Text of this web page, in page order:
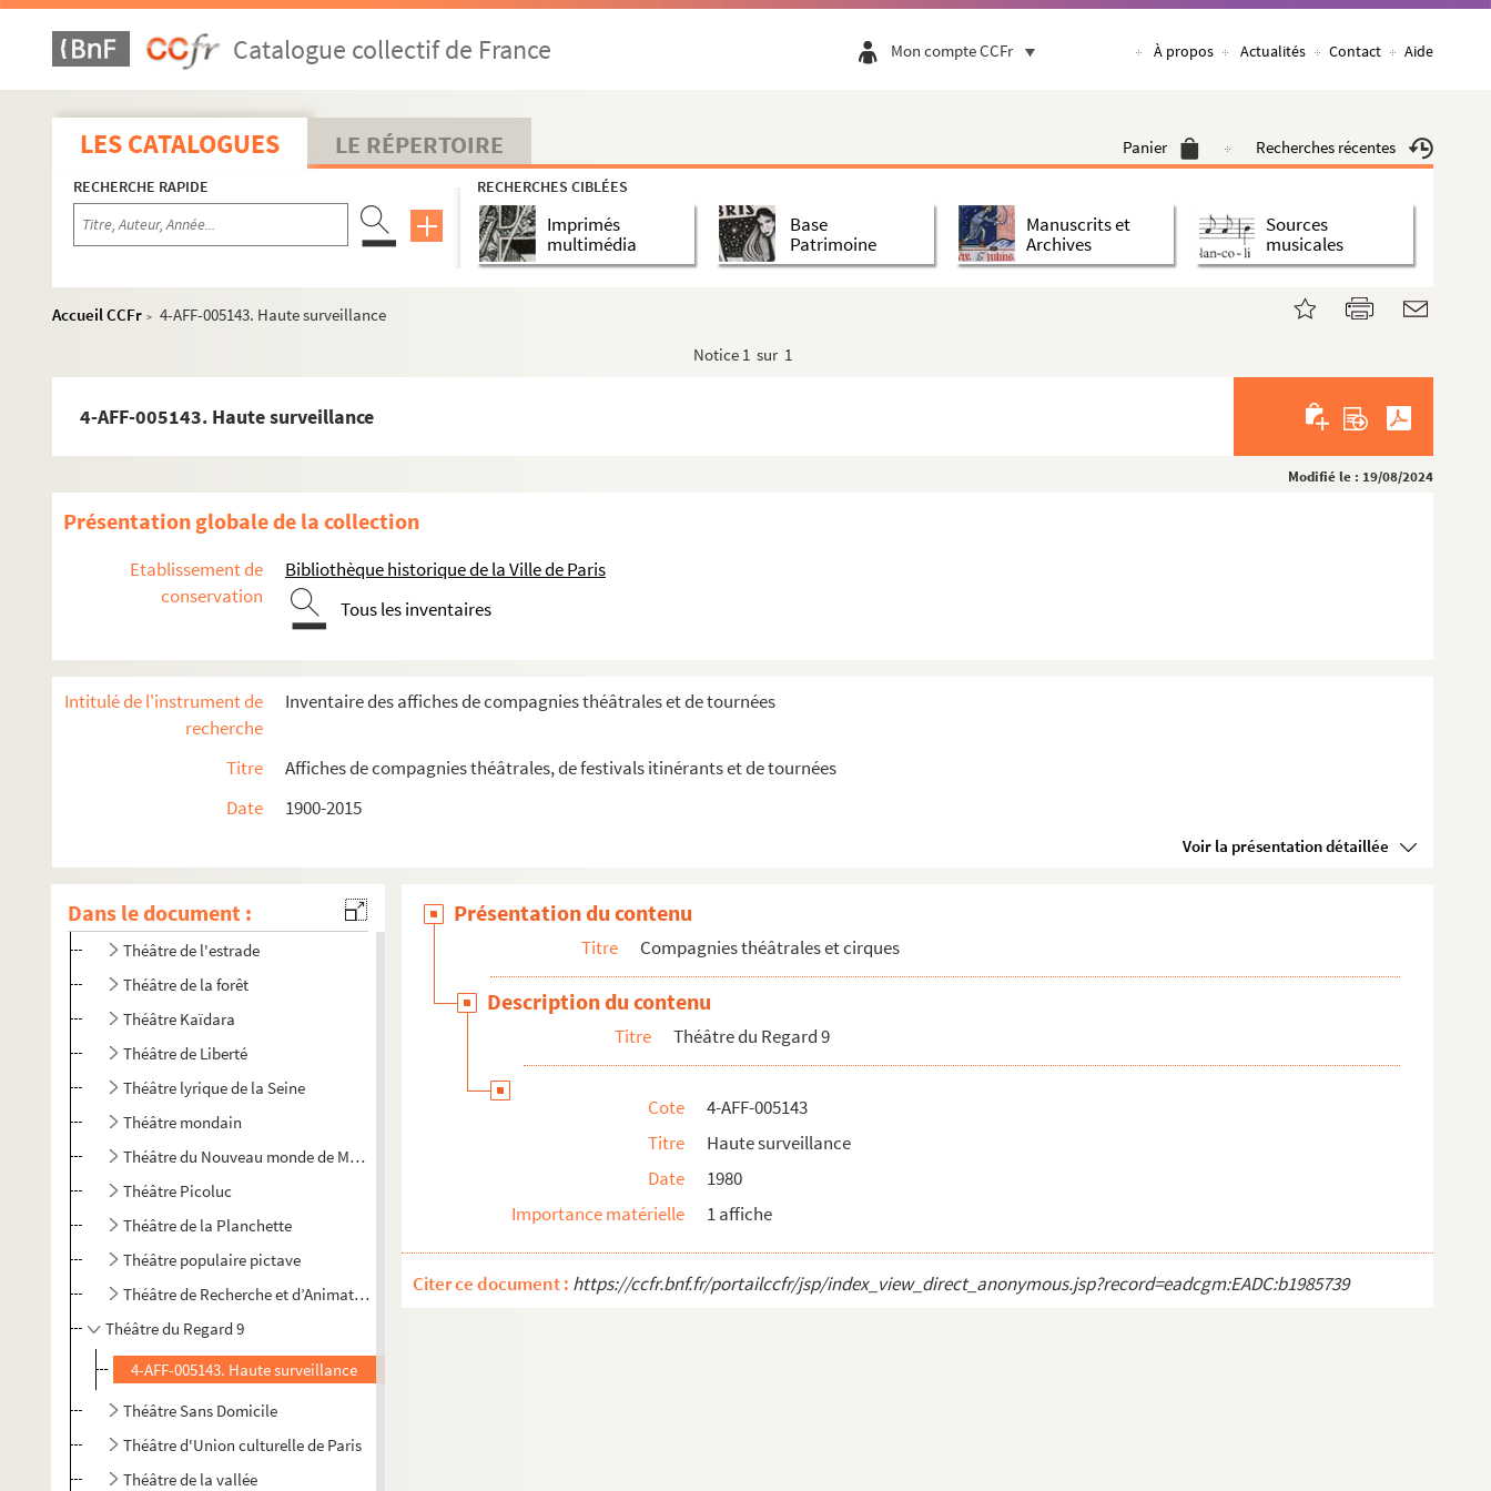
Catalogue collectif de France Mon compte CCFr À propos Actualités Contact Aide
LES CATALOGUES LE RÉPERTOIRE Panier Recherches récentes
RECHERCHE RAPIDE RECHERCHES CIBLÉES
Imprimés
multimédia
Base
Patrimoine
Manuscrits et
Archives
Sources
musicales
Accueil CCFr > 4-AFF-005143. Haute surveillance
Notice 1 sur 1
4-AFF-005143. Haute surveillance
Modifié le : 19/08/2024
Présentation globale de la collection
Etablissement de
conservation
Bibliothèque historique de la Ville de Paris
Tous les inventaires
Intitulé de l'instrument de
recherche
Inventaire des affiches de compagnies théâtrales et de tournées
Titre
Affiches de compagnies théâtrales, de festivals itinérants et de tournées
Date
1900-2015
Voir la présentation détaillée
Dans le document :
4-AFF-005235. Licedei
4-AFF-005298. Marionnettes à la française de Gaston Baty
Les marionnettes théâtrales
4-AFF-005158. Murray Louis Dance Company
Les Musicomédiens
Le Nouvel Opéra de chambre de Paris
La Salamandre
Studio classique
Théâtre Carrefour de la différence
Théâtre à ciel ouvert
Théâtre de L’autre rive
4-AFF-005128. Théâtre de la branche de Houx
Théâtre à bretelles
Théâtre Comique de Paris-Compagnie Pierre Trapet
Théâtre de la curiosité
Théâtre de l'estrade
Théâtre de la forêt
Théâtre Kaïdara
Théâtre de Liberté
Théâtre lyrique de la Seine
Théâtre mondain
Théâtre du Nouveau monde de Montréal
Théâtre Picoluc
Théâtre de la Planchette
Théâtre populaire pictave
Théâtre de Recherche et d’Animation de Créteil
Théâtre du Regard 9
4-AFF-005143. Haute surveillance
Théâtre Sans Domicile
Théâtre d'Union culturelle de Paris
Théâtre de la vallée
Présentation du contenu
Titre Compagnies théâtrales et cirques
Description du contenu
Titre Théâtre du Regard 9
Cote
4-AFF-005143
Titre
Haute surveillance
Date
1980
Importance matérielle
1 affiche
Citer ce document : https://ccfr.bnf.fr/portailccfr/jsp/index_view_direct_anonymous.jsp?record=eadcgm:EADC:b1985739